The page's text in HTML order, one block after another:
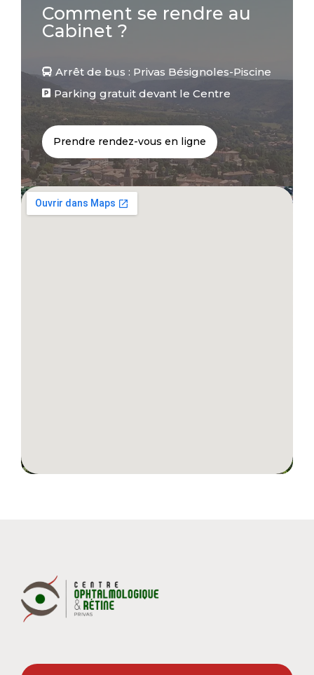
Comment se rendre au
Cabinet ?
 Arrêt de bus : Privas Bésignoles-Piscine
 Parking gratuit devant le Centre
Prendre rendez-vous en ligne